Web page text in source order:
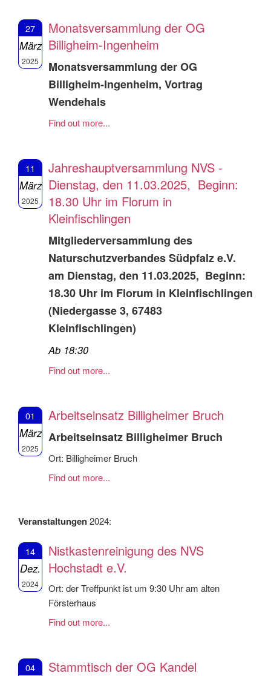
27
März
2025
Monatsversammlung der OG
Billigheim-Ingenheim
Monatsversammlung der OG
Billigheim-Ingenheim, Vortrag
Wendehals
Find out more...
11
März
2025
Jahreshauptversammlung NVS -
Dienstag, den 11.03.2025, Beginn:
18.30 Uhr im Florum in
Kleinfischlingen
Mitgliederversammlung des
Naturschutzverbandes Südpfalz e.V.
am Dienstag, den 11.03.2025, Beginn:
18.30 Uhr im Florum in Kleinfischlingen
(Niedergasse 3, 67483
Kleinfischlingen)
Ab 18:30
Find out more...
01
März
2025
Arbeitseinsatz Billigheimer Bruch
Arbeitseinsatz Billigheimer Bruch
Ort: Billigheimer Bruch
Find out more...
Veranstaltungen2024:
14
Dez.
2024
Nistkastenreinigung des NVS
Hochstadt e.V.
Ort: der Treffpunkt ist um 9:30 Uhr am alten
Försterhaus
Find out more...
04 Stammtisch der OG Kandel